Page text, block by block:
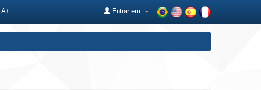
A+ Entrar em: